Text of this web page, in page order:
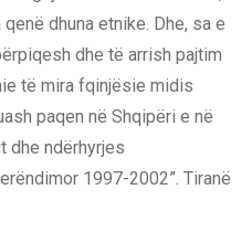
dhuna etnike. Dhe, sa e
dhe të arrish pajtim
të mira fqinjësie midis
paqen në Shqipëri e në
dhe ndërhyrjes
1997-2002”. Tiranë